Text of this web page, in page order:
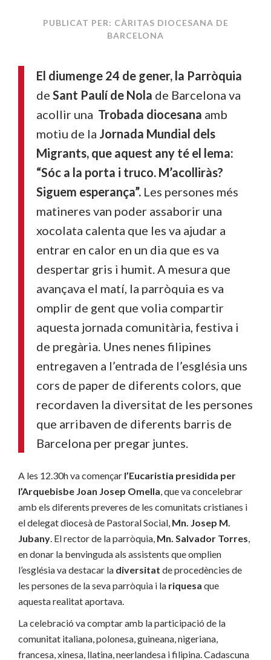
PUBLICAT PER: CÀRITAS DIOCESANA DE
BARCELONA
El diumenge 24 de gener, la Parròquia
de Sant Paulí de Nola de Barcelona va
acollir una Trobada diocesana amb
motiu de la Jornada Mundial dels
Migrants, que aquest any té el lema:
“Sóc a la porta i truco. M’acolliràs?
Siguem esperança”. Les persones més
matineres van poder assaborir una
xocolata calenta que les va ajudar a
entrar en calor en un dia que es va
despertar gris i humit. A mesura que
avançava el matí, la parròquia es va
omplir de gent que volia compartir
aquesta jornada comunitària, festiva i
de pregària. Unes nenes filipines
entregaven a l’entrada de l’església uns
cors de paper de diferents colors, que
recordaven la diversitat de les persones
que arribaven de diferents barris de
Barcelona per pregar juntes.
A les 12.30h va començar l’Eucaristia presidida per
l’Arquebisbe Joan Josep Omella, que va concelebrar
amb els diferents preveres de les comunitats cristianes i
el delegat diocesà de Pastoral Social, Mn. Josep M.
Jubany. El rector de la parròquia, Mn. Salvador Torres,
en donar la benvinguda als assistents que omplien
l’església va destacar la diversitat de procedències de
les persones de la seva parròquia i la riquesa que
aquesta realitat aportava.
La celebració va comptar amb la participació de la
comunitat italiana, polonesa, guineana, nigeriana,
francesa, xinesa, llatina, neerlandesa i filipina. Cadascuna